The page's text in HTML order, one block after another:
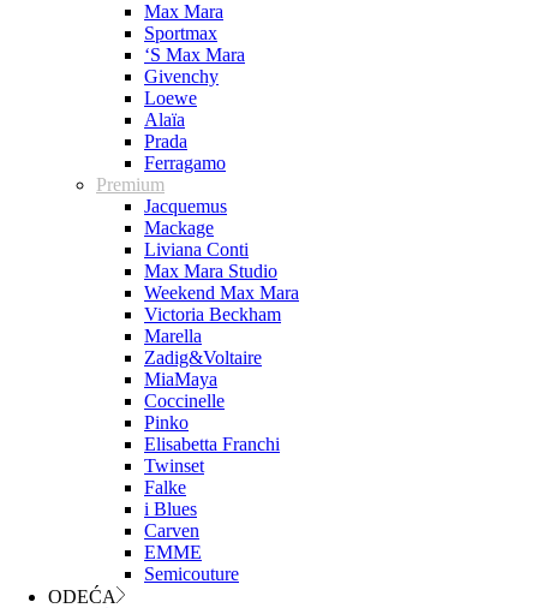
Max Mara
Sportmax
‘S Max Mara
Givenchy
Loewe
Alaïa
Prada
Ferragamo
Premium
Jacquemus
Mackage
Liviana Conti
Max Mara Studio
Weekend Max Mara
Victoria Beckham
Marella
Zadig&Voltaire
MiaMaya
Coccinelle
Pinko
Elisabetta Franchi
Twinset
Falke
i Blues
Carven
EMME
Semicouture
ODEĆA